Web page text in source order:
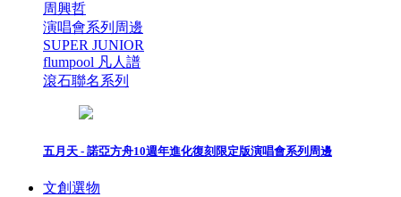
周興哲
演唱會系列周邊
SUPER JUNIOR
flumpool 凡人譜
滾石聯名系列
五月天 - 諾亞方舟10週年進化復刻限定版演唱會系列周邊
文創選物